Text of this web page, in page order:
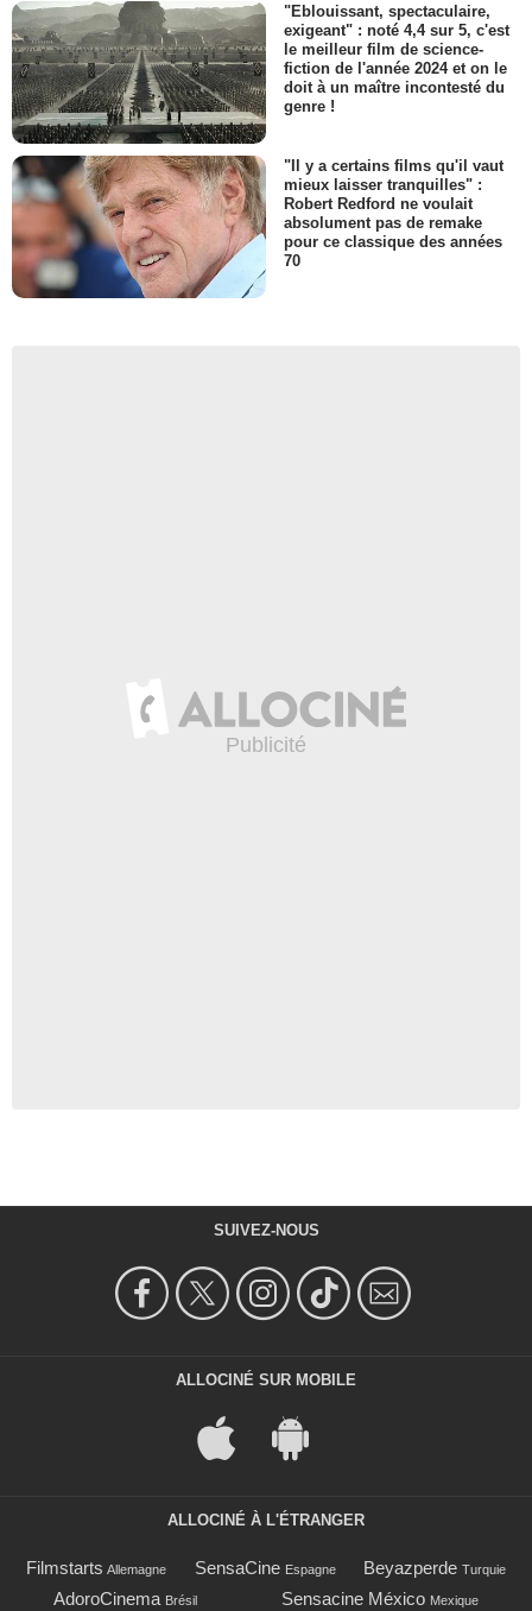
"Eblouissant, spectaculaire,
exigeant" : noté 4,4 sur 5, c'est
le meilleur film de science-
fiction de l'année 2024 et on le
doit à un maître incontesté du
genre !
"Il y a certains films qu'il vaut
mieux laisser tranquilles" :
Robert Redford ne voulait
absolument pas de remake
pour ce classique des années
70
SUIVEZ-NOUS
ALLOCINÉ SUR MOBILE
ALLOCINÉ À L'ÉTRANGER
Filmstarts Allemagne SensaCine Espagne Beyazperde Turquie
AdoroCinema Brésil Sensacine México Mexique